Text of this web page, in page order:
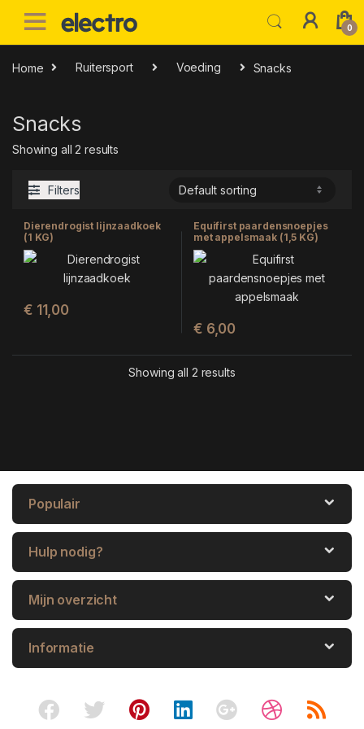
0
Home Ruitersport Voeding Snacks
Snacks
Showing all 2 results
Filters
Dierendrogist lijnzaadkoek
(1 KG)
€ 11,00
Equifirst paardensnoepjes
met appelsmaak (1,5 KG)
€ 6,00
Showing all 2 results
Populair
Hulp nodig?
Mijn overzicht
Informatie